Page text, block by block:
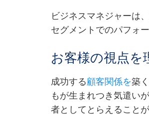
ビジネスマネジャーは
セグメントでのパフォ
お客様の視点を
成功する顧客関係を築
もが生まれつき気遣い
者としてとらえること